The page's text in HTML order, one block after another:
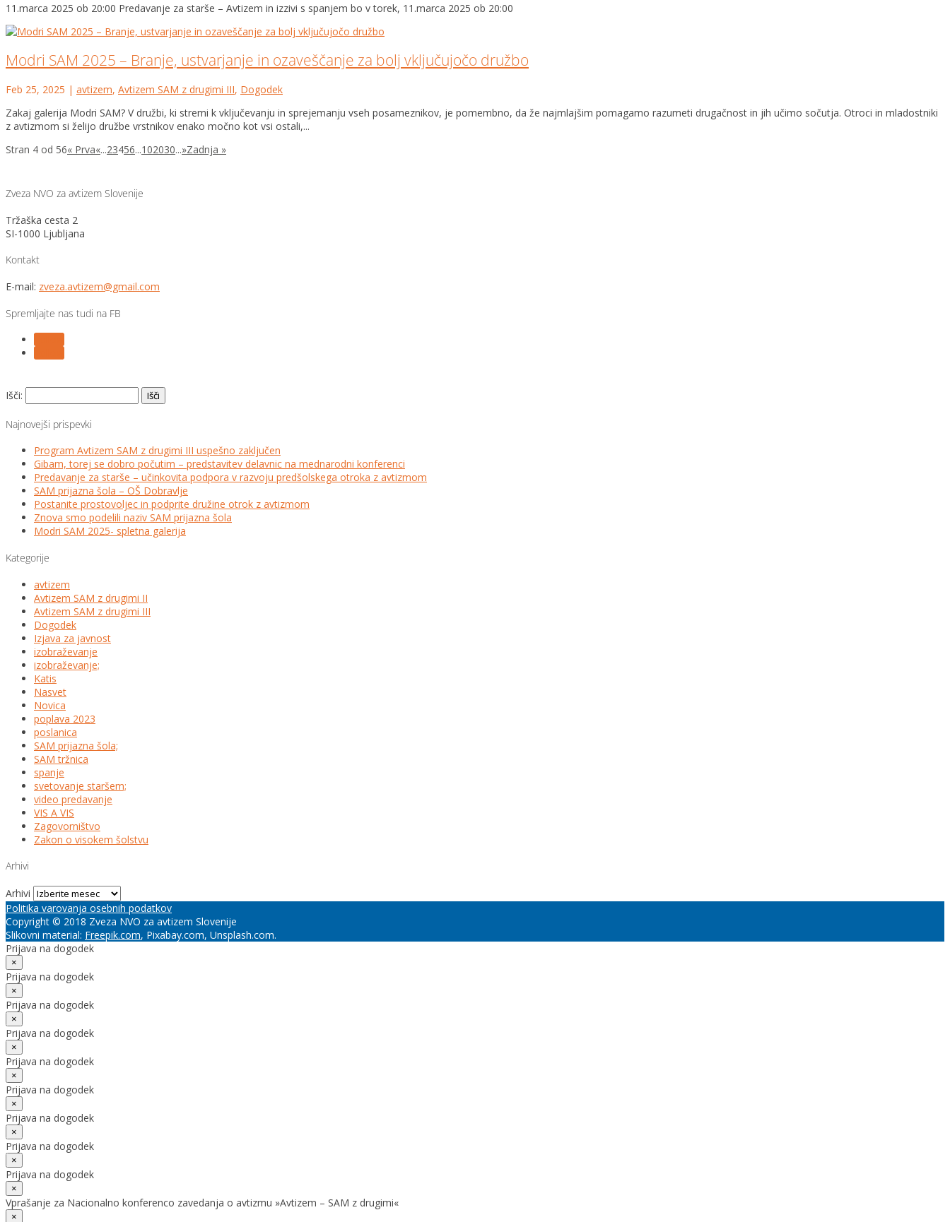
11.marca 2025 ob 20:00 Predavanje za starše – Avtizem in izzivi s spanjem bo v torek, 11.marca 2025 ob 20:00
Modri SAM 2025 – Branje, ustvarjanje in ozaveščanje za bolj vključujočo družbo
Feb 25, 2025 | avtizem, Avtizem SAM z drugimi III, Dogodek
Zakaj galerija Modri SAM? V družbi, ki stremi k vključevanju in sprejemanju vseh posameznikov, je pomembno, da že najmlajšim pomagamo razumeti drugačnost in jih učimo sočutja. Otroci in mladostniki
z avtizmom si želijo družbe vrstnikov enako močno kot vsi ostali,...
Stran 4 od 56« Prva«...23456...102030...»Zadnja »
Zveza NVO za avtizem Slovenije
Tržaška cesta 2
SI-1000 Ljubljana
Kontakt
E-mail: zveza.avtizem@gmail.com
Spremljajte nas tudi na FB
Išči:
Najnovejši prispevki
Program Avtizem SAM z drugimi III uspešno zaključen
Gibam, torej se dobro počutim – predstavitev delavnic na mednarodni konferenci
Predavanje za starše – učinkovita podpora v razvoju predšolskega otroka z avtizmom
SAM prijazna šola – OŠ Dobravlje
Postanite prostovoljec in podprite družine otrok z avtizmom
Znova smo podelili naziv SAM prijazna šola
Modri SAM 2025- spletna galerija
Kategorije
avtizem
Avtizem SAM z drugimi II
Avtizem SAM z drugimi III
Dogodek
Izjava za javnost
izobraževanje
izobraževanje;
Katis
Nasvet
Novica
poplava 2023
poslanica
SAM prijazna šola;
SAM tržnica
spanje
svetovanje staršem;
video predavanje
VIS A VIS
Zagovorništvo
Zakon o visokem šolstvu
Arhivi
Arhivi
Politika varovanja osebnih podatkov
Copyright © 2018 Zveza NVO za avtizem Slovenije
Slikovni material: Freepik.com, Pixabay.com, Unsplash.com.
Prijava na dogodek
×
Prijava na dogodek
×
Prijava na dogodek
×
Prijava na dogodek
×
Prijava na dogodek
×
Prijava na dogodek
×
Prijava na dogodek
×
Prijava na dogodek
×
Prijava na dogodek
×
Vprašanje za Nacionalno konferenco zavedanja o avtizmu »Avtizem – SAM z drugimi«
×